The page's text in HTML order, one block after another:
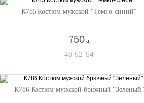
К785 Костюм мужской "Темно-синий"
750 a
48 52 54
К786 Костюм мужской брючный "Зеленый"